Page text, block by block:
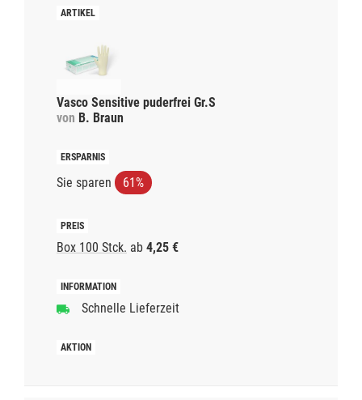
Vasco Sensitive puderfrei Gr.S
von B. Braun
Sie sparen 61%
Box 100 Stck. ab 4,25 €
Schnelle Lieferzeit